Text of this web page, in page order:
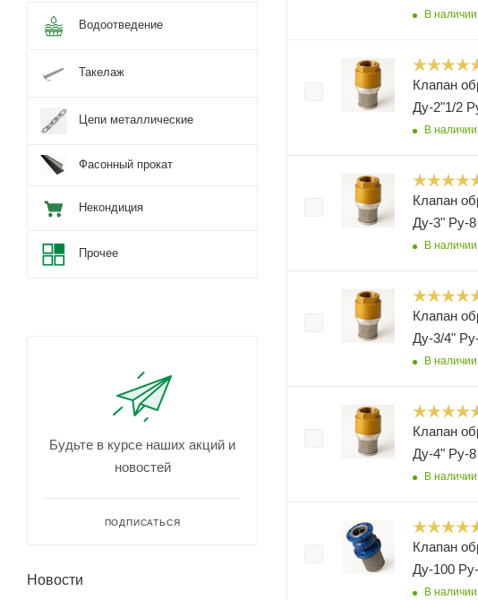
В наличии
Клапан
Ду-2"1/2
В наличии
Клапан
Ду-3" Ру-8
В наличии
Клапан
Ду-3/4"
В наличии
Клапан
Ду-4" Ру-8
В наличии
Клапан
Ду-100
В наличии
Водоотведение
Такелаж
Цепи металлические
Фасонный прокат
Некондиция
Прочее
Будьте в курсе наших акций и
новостей
ПОДПИСАТЬСЯ
Новости